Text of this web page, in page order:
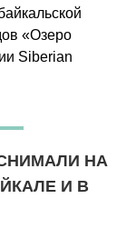
«Озеро
Siberian
НА
И В